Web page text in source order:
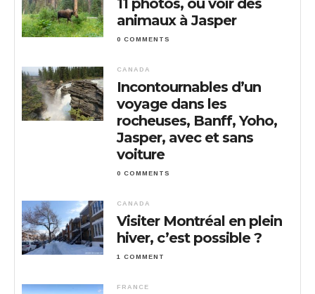
11 photos, où voir des
animaux à Jasper
0 COMMENTS
CANADA
Incontournables d’un
voyage dans les
rocheuses, Banff, Yoho,
Jasper, avec et sans
voiture
0 COMMENTS
CANADA
Visiter Montréal en plein
hiver, c’est possible ?
1 COMMENT
FRANCE